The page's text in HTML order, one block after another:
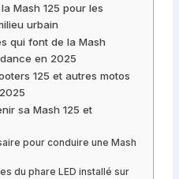
Mash 125 pour les
urbain
qui font de la Mash
en 2025
125 et autres motos
sa Mash 125 et
pour conduire une Mash
du phare LED installé sur